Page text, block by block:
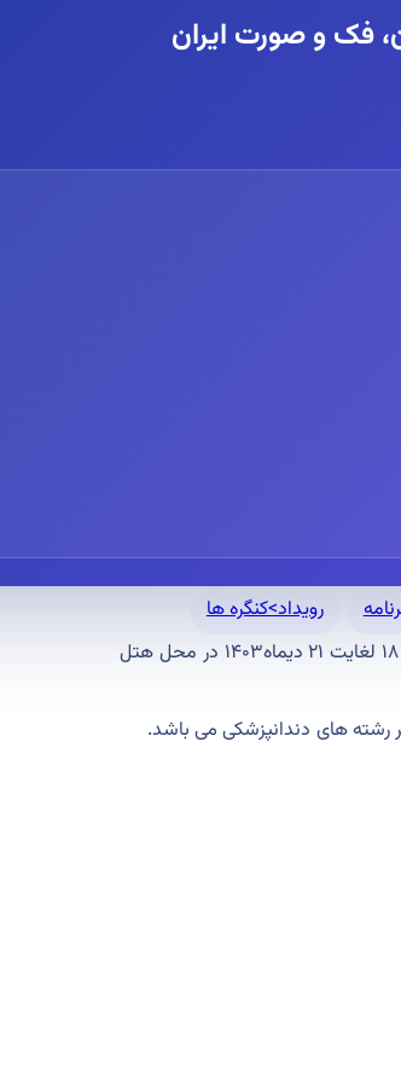
فک و صورت ایران
رویداد>کنگره ها
شانزدهمین کنگره بین‌المللی انجمن رادیولوژی دهان، فک و صورت ایران، در تاریخ ۱۸ لغایت ۲۱ دیماه۱۴۰۳ در محل هتل